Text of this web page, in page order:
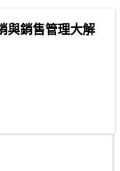
與銷售管理大解